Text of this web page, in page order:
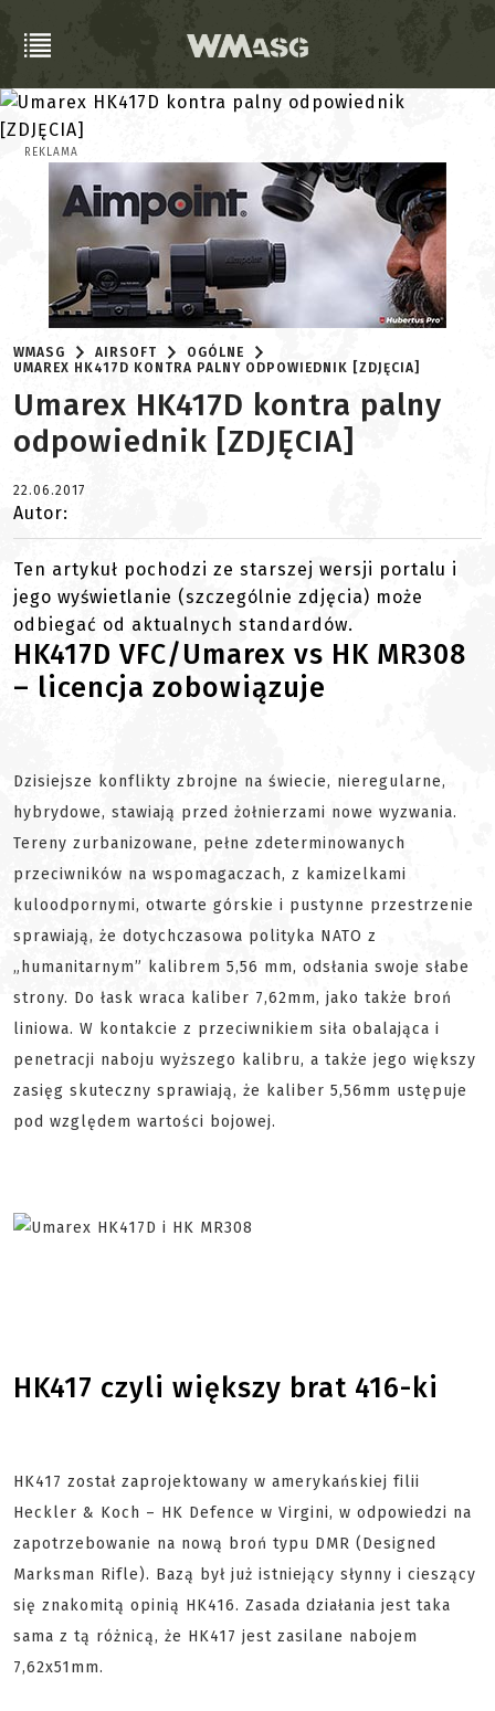
REKLAMA
WMASG AIRSOFT
OGÓLNE
UMAREX HK417D KONTRA PALNY ODPOWIEDNIK [ZDJĘCIA]
Umarex HK417D kontra palny
odpowiednik [ZDJĘCIA]
22.06.2017
Autor:
Ten artykuł pochodzi ze starszej wersji portalu i
jego wyświetlanie (szczególnie zdjęcia) może
odbiegać od aktualnych standardów.
HK417D VFC/Umarex vs HK MR308
– licencja zobowiązuje
Dzisiejsze konflikty zbrojne na świecie, nieregularne,
hybrydowe, stawiają przed żołnierzami nowe wyzwania.
Tereny zurbanizowane, pełne zdeterminowanych
przeciwników na wspomagaczach, z kamizelkami
kuloodpornymi, otwarte górskie i pustynne przestrzenie
sprawiają, że dotychczasowa polityka NATO z
„humanitarnym” kalibrem 5,56 mm, odsłania swoje słabe
strony. Do łask wraca kaliber 7,62mm, jako także broń
liniowa. W kontakcie z przeciwnikiem siła obalająca i
penetracji naboju wyższego kalibru, a także jego większy
zasięg skuteczny sprawiają, że kaliber 5,56mm ustępuje
pod względem wartości bojowej.
HK417 czyli większy brat 416-ki
HK417 został zaprojektowany w amerykańskiej filii
Heckler & Koch – HK Defence w Virgini, w odpowiedzi na
zapotrzebowanie na nową broń typu DMR (Designed
Marksman Rifle). Bazą był już istniejący słynny i cieszący
się znakomitą opinią HK416. Zasada działania jest taka
sama z tą różnicą, że HK417 jest zasilane nabojem
7,62x51mm.